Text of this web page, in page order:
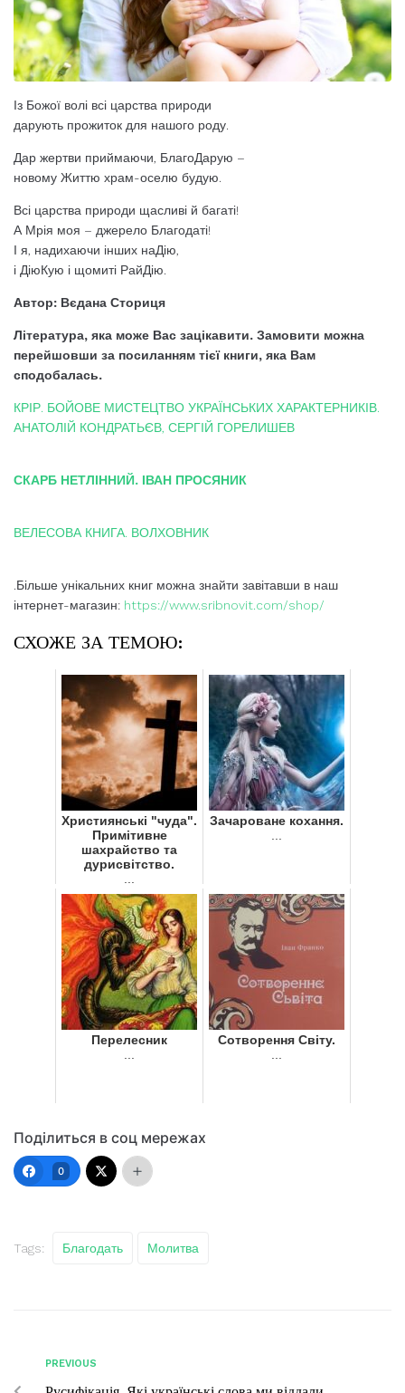
Із Божої волі всі царства природи
дарують прожиток для нашого роду.
Дар жертви приймаючи, БлагоДарую –
новому Життю храм-оселю будую.
Всі царства природи щасливі й багаті!
А Мрія моя – джерело Благодаті!
І я, надихаючи інших наДію,
і ДіюКую і щомиті РайДію.
Автор: Вєдана Сториця
Література, яка може Вас зацікавити. Замовити можна
перейшовши за посиланням тієї книги, яка Вам
сподобалась.
КРІР. БОЙОВЕ МИСТЕЦТВО УКРАЇНСЬКИХ ХАРАКТЕРНИКІВ.
АНАТОЛІЙ КОНДРАТЬЄВ, СЕРГІЙ ГОРЕЛИШЕВ
СКАРБ НЕТЛІННИЙ. ІВАН ПРОСЯНИК
ВЕЛЕСОВА КНИГА. ВОЛХОВНИК
.Більше унікальних книг можна знайти завітавши в наш
інтернет-магазин: https://www.sribnovit.com/shop/
СХОЖЕ ЗА ТЕМОЮ:
Християнські "чуда".
Примітивне
шахрайство та
дурисвітство.
...
Зачароване кохання.
...
Перелесник
...
Сотворення Світу.
...
Поділиться в соц мережах
0
Tags: Благодать Молитва
PREVIOUS